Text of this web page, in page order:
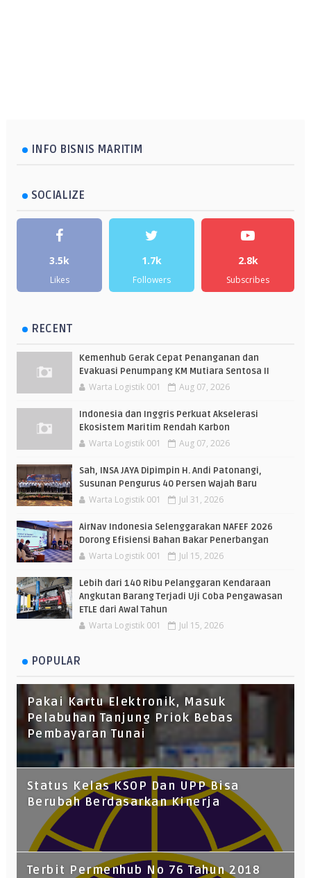
INFO BISNIS MARITIM
SOCIALIZE
3.5k
Likes
1.7k
Followers
2.8k
Subscribes
RECENT
Kemenhub Gerak Cepat Penanganan dan
Evakuasi Penumpang KM Mutiara Sentosa II
Warta Logistik 001 Aug 07, 2026
Indonesia dan Inggris Perkuat Akselerasi
Ekosistem Maritim Rendah Karbon
Warta Logistik 001 Aug 07, 2026
Sah, INSA JAYA Dipimpin H. Andi Patonangi,
Susunan Pengurus 40 Persen Wajah Baru
Warta Logistik 001 Jul 31, 2026
AirNav Indonesia Selenggarakan NAFEF 2026
Dorong Efisiensi Bahan Bakar Penerbangan
Warta Logistik 001 Jul 15, 2026
Lebih dari 140 Ribu Pelanggaran Kendaraan
Angkutan Barang Terjadi Uji Coba Pengawasan
ETLE dari Awal Tahun
Warta Logistik 001 Jul 15, 2026
POPULAR
Pakai Kartu Elektronik, Masuk
Pelabuhan Tanjung Priok Bebas
Pembayaran Tunai
Status Kelas KSOP Dan UPP Bisa
Berubah Berdasarkan Kinerja
Terbit Permenhub No 76 Tahun 2018